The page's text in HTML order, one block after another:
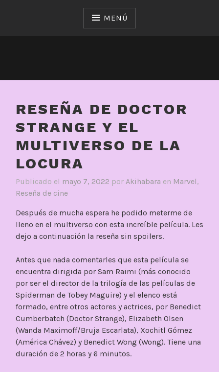
MENÚ
RESEÑA DE DOCTOR
STRANGE Y EL
MULTIVERSO DE LA
LOCURA
Publicado el mayo 7, 2022 por Akihabara en Marvel,
Reseña de cine
Después de mucha espera he podido meterme de
lleno en el multiverso con esta increíble película. Les
dejo a continuación la reseña sin spoilers.
Antes que nada comentarles que esta película se
encuentra dirigida por Sam Raimi (más conocido
por ser el director de la trilogía de las películas de
Spiderman de Tobey Maguire) y el elenco está
formado, entre otros actores y actrices, por Benedict
Cumberbatch (Doctor Strange), Elizabeth Olsen
(Wanda Maximoff/Bruja Escarlata), Xochitl Gómez
(América Chávez) y Benedict Wong (Wong). Tiene una
duración de 2 horas y 6 minutos.